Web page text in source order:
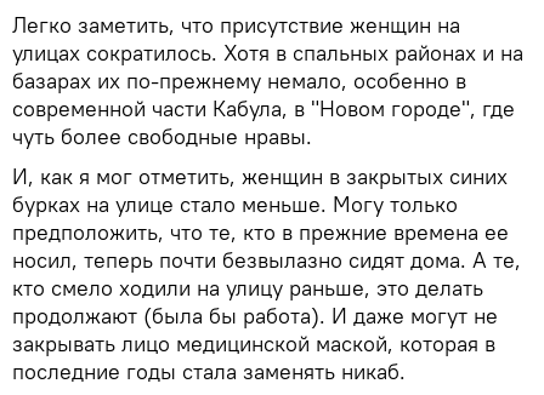
Легко заметить, что присутствие женщин на
улицах сократилось. Хотя в спальных районах и на
базарах их по-прежнему немало, особенно в
современной части Кабула, в "Новом городе", где
чуть более свободные нравы.
И, как я мог отметить, женщин в закрытых синих
бурках на улице стало меньше. Могу только
предположить, что те, кто в прежние времена ее
носил, теперь почти безвылазно сидят дома. А те,
кто смело ходили на улицу раньше, это делать
продолжают (была бы работа). И даже могут не
закрывать лицо медицинской маской, которая в
последние годы стала заменять никаб.